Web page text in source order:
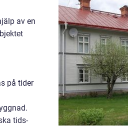
av en
på tider
tids-